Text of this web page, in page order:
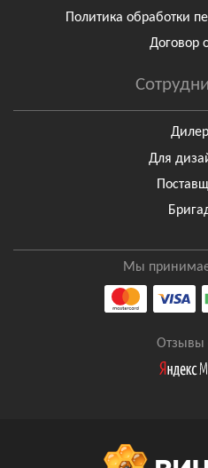
Политика обработки
Договор
Для
Мы
Отзывы